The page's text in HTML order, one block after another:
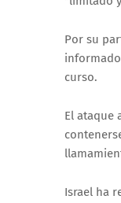
Por su
curso.
El ataque
Israel ha